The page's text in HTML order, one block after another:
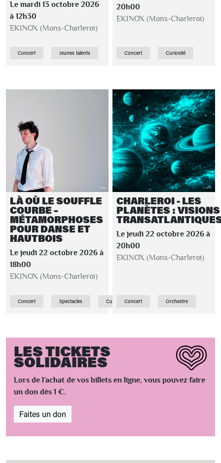
Le mardi 13 octobre 2026
à 12h30
EKINOX (Mons-Charleroi)
Concert Jeunes talents
20h00
EKINOX (Mons-Charleroi)
Concert Curiosité
LÀ OÙ LE SOUFFLE
COURBE –
MÉTAMORPHOSES
POUR DANSE ET
HAUTBOIS
Le jeudi 22 octobre 2026 à
18h00
EKINOX (Mons-Charleroi)
Concert Spectacles Curiosité
CHARLEROI - LES
PLANÈTES : VISIONS
Le jeudi 22 octobre 2026 à
20h00
EKINOX (Mons-Charleroi)
Concert Orchestre
LES TICKETS
SOLIDAIRES
Lors de l’achat de vos billets en ligne, vous pouvez faire
un don dès 1 €.
Faites un don